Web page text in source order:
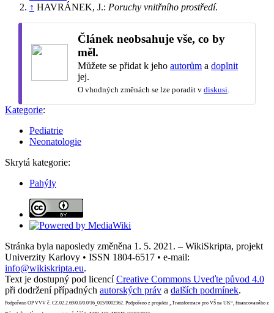
↑ HAVRÁNEK, J.: Poruchy vnitřního prostředí.
Článek neobsahuje vše, co by
měl.
Můžete se přidat k jeho autorům a doplnit
jej.
O vhodných změnách se lze poradit v diskusi.
Kategorie:
Pediatrie
Neonatologie
Skrytá kategorie:
Pahýly
Stránka byla naposledy změněna 1. 5. 2021. – WikiSkripta, projekt
Univerzity Karlovy • ISSN 1804-6517 • e-mail:
info@wikiskripta.eu.
Text je dostupný pod licencíCreative Commons Uveďte původ 4.0
při dodržení případných autorských práv a dalších podmínek.
Podpořeno OP VVV č. CZ.02.2.69/0.0/0.0/16_015/0002362. Podpořeno z projektu „Transformace pro VŠ na UK“, financovaného z